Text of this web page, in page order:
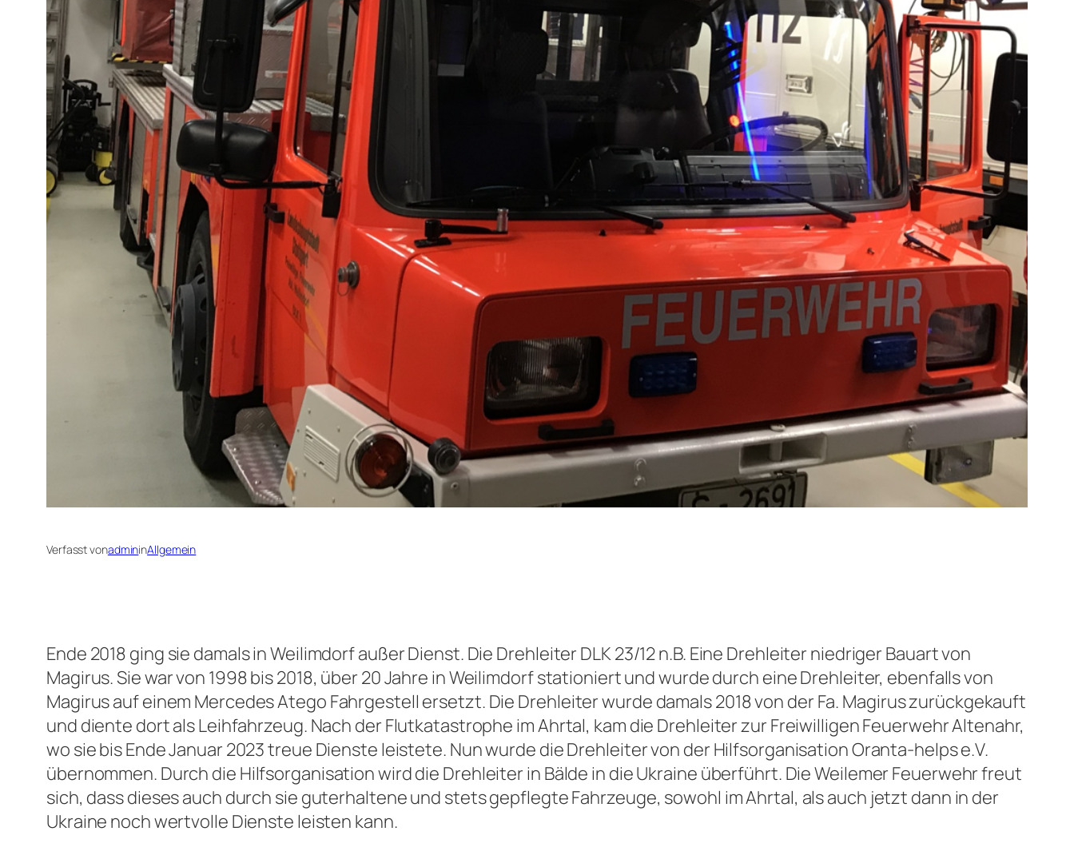
Verfasst vonadmininAllgemein
Ende 2018 ging sie damals in Weilimdorf außer Dienst. Die Drehleiter DLK 23/12 n.B. Eine Drehleiter niedriger Bauart von
Magirus. Sie war von 1998 bis 2018, über 20 Jahre in Weilimdorf stationiert und wurde durch eine Drehleiter, ebenfalls von
Magirus auf einem Mercedes Atego Fahrgestell ersetzt. Die Drehleiter wurde damals 2018 von der Fa. Magirus zurückgekauft
und diente dort als Leihfahrzeug. Nach der Flutkatastrophe im Ahrtal, kam die Drehleiter zur Freiwilligen Feuerwehr Altenahr,
wo sie bis Ende Januar 2023 treue Dienste leistete. Nun wurde die Drehleiter von der Hilfsorganisation Oranta-helps e.V.
übernommen. Durch die Hilfsorganisation wird die Drehleiter in Bälde in die Ukraine überführt. Die Weilemer Feuerwehr freut
sich, dass dieses auch durch sie guterhaltene und stets gepflegte Fahrzeuge, sowohl im Ahrtal, als auch jetzt dann in der
Ukraine noch wertvolle Dienste leisten kann.